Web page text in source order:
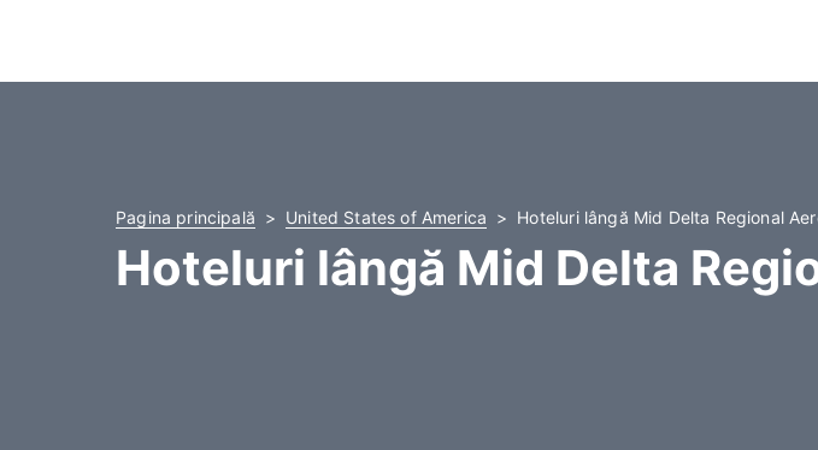
Pagina principală United States of America Hoteluri lângă Mid Delta Regional
Hoteluri lângă Mid Delta